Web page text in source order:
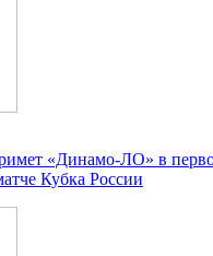
«Динамо-ЛО» в
Кубка России